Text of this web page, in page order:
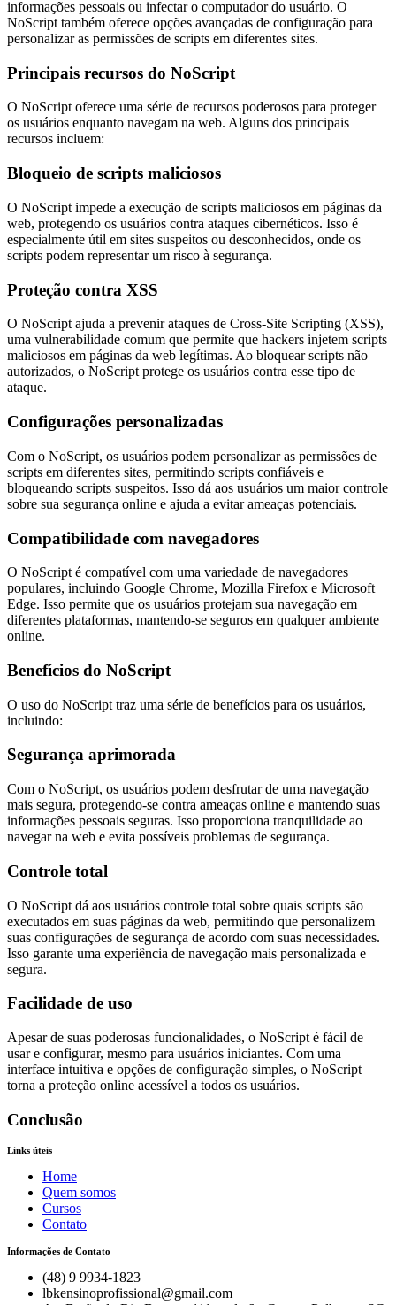
informações pessoais ou infectar o computador do usuário. O
NoScript também oferece opções avançadas de configuração para
personalizar as permissões de scripts em diferentes sites.
Principais recursos do NoScript
O NoScript oferece uma série de recursos poderosos para proteger
os usuários enquanto navegam na web. Alguns dos principais
recursos incluem:
Bloqueio de scripts maliciosos
O NoScript impede a execução de scripts maliciosos em páginas da
web, protegendo os usuários contra ataques cibernéticos. Isso é
especialmente útil em sites suspeitos ou desconhecidos, onde os
scripts podem representar um risco à segurança.
Proteção contra XSS
O NoScript ajuda a prevenir ataques de Cross-Site Scripting (XSS),
uma vulnerabilidade comum que permite que hackers injetem scripts
maliciosos em páginas da web legítimas. Ao bloquear scripts não
autorizados, o NoScript protege os usuários contra esse tipo de
ataque.
Configurações personalizadas
Com o NoScript, os usuários podem personalizar as permissões de
scripts em diferentes sites, permitindo scripts confiáveis e
bloqueando scripts suspeitos. Isso dá aos usuários um maior controle
sobre sua segurança online e ajuda a evitar ameaças potenciais.
Compatibilidade com navegadores
O NoScript é compatível com uma variedade de navegadores
populares, incluindo Google Chrome, Mozilla Firefox e Microsoft
Edge. Isso permite que os usuários protejam sua navegação em
diferentes plataformas, mantendo-se seguros em qualquer ambiente
online.
Benefícios do NoScript
O uso do NoScript traz uma série de benefícios para os usuários,
incluindo:
Segurança aprimorada
Com o NoScript, os usuários podem desfrutar de uma navegação
mais segura, protegendo-se contra ameaças online e mantendo suas
informações pessoais seguras. Isso proporciona tranquilidade ao
navegar na web e evita possíveis problemas de segurança.
Controle total
O NoScript dá aos usuários controle total sobre quais scripts são
executados em suas páginas da web, permitindo que personalizem
suas configurações de segurança de acordo com suas necessidades.
Isso garante uma experiência de navegação mais personalizada e
segura.
Facilidade de uso
Apesar de suas poderosas funcionalidades, o NoScript é fácil de
usar e configurar, mesmo para usuários iniciantes. Com uma
interface intuitiva e opções de configuração simples, o NoScript
torna a proteção online acessível a todos os usuários.
Conclusão
Links úteis
Home
Quem somos
Cursos
Contato
Informações de Contato
(48) 9 9934-1823
lbkensinoprofissional@gmail.com